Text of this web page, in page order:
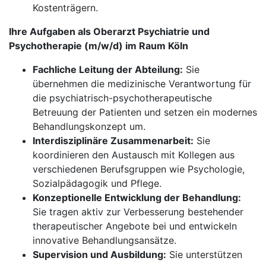
Kostenträgern.
Ihre Aufgaben als Oberarzt Psychiatrie und
Psychotherapie (m/w/d) im Raum Köln
Fachliche Leitung der Abteilung: Sie
übernehmen die medizinische Verantwortung für
die psychiatrisch-psychotherapeutische
Betreuung der Patienten und setzen ein modernes
Behandlungskonzept um.
Interdisziplinäre Zusammenarbeit: Sie
koordinieren den Austausch mit Kollegen aus
verschiedenen Berufsgruppen wie Psychologie,
Sozialpädagogik und Pflege.
Konzeptionelle Entwicklung der Behandlung:
Sie tragen aktiv zur Verbesserung bestehender
therapeutischer Angebote bei und entwickeln
innovative Behandlungsansätze.
Supervision und Ausbildung: Sie unterstützen